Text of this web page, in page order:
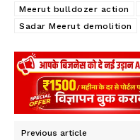
Meerut bulldozer action
Sadar Meerut demolition
Previous article